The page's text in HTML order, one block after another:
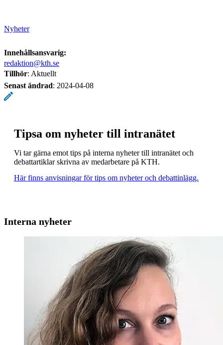
Nyheter
Innehållsansvarig:
redaktion@kth.se
Tillhör: Aktuellt
Senast ändrad: 2024-04-08
Tipsa om nyheter till intranätet
Vi tar gärna emot tips på interna nyheter till intranätet och
debattartiklar skrivna av medarbetare på KTH.
Här finns anvisningar för tips om nyheter och debattinlägg.
Interna nyheter